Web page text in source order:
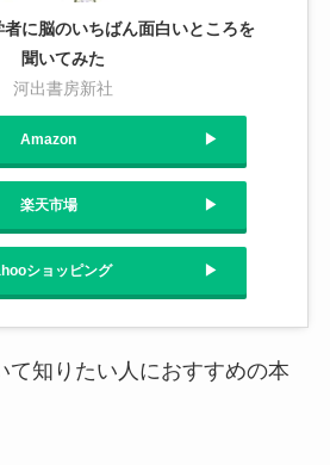
者に脳のいちばん面白いところを
聞いてみた
河出書房新社
Amazon
楽天市場
ショッピング
て知りたい人におすすめの本